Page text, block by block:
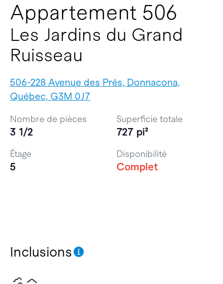
Appartement 506
Les Jardins du Grand
Ruisseau
506-228 Avenue des Prés, Donnacona,
Québec, G3M 0J7
Inclusions
Nombre de pièces
3 1/2
Superficie totale
727 pi²
Étage
5
Disponibilité
Complet